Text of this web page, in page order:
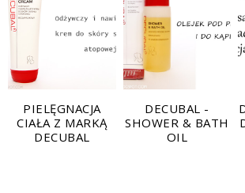
PIELĘGNACJA
CIAŁA Z MARKĄ
DECUBAL
DECUBAL -
SHOWER & BATH
OIL